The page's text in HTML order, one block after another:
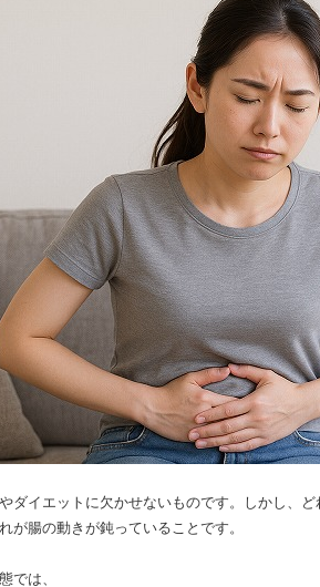
ダイエットに欠かせないものです。しかし、
が腸の動きが鈍っていることです。
では、